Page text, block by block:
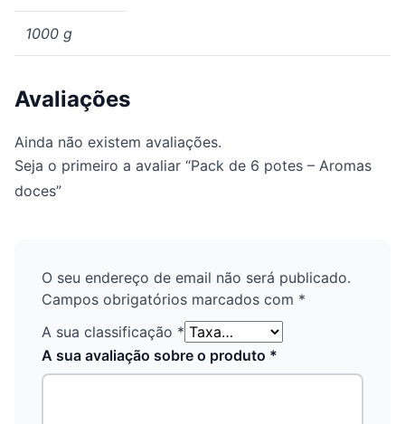
1000 g
Avaliações
Ainda não existem avaliações.
Seja o primeiro a avaliar “Pack de 6 potes – Aromas
doces”
O seu endereço de email não será publicado.
Campos obrigatórios marcados com *
A sua classificação *
A sua avaliação sobre o produto *